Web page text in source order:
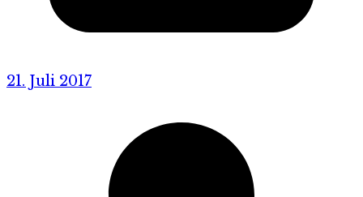
21. Juli 2017